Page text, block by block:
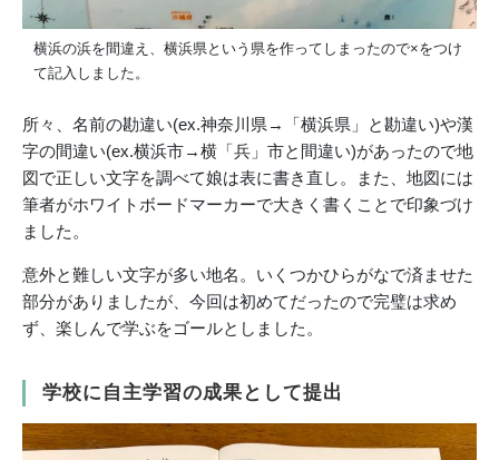
横浜の浜を間違え、横浜県という県を作ってしまったので×をつけ
て記入しました。
所々、名前の勘違い(ex.神奈川県→「横浜県」と勘違い)や漢
字の間違い(ex.横浜市→横「兵」市と間違い)があったので地
図で正しい文字を調べて娘は表に書き直し。また、地図には
筆者がホワイトボードマーカーで大きく書くことで印象づけ
ました。
意外と難しい文字が多い地名。いくつかひらがなで済ませた
部分がありましたが、今回は初めてだったので完璧は求め
ず、楽しんで学ぶをゴールとしました。
学校に自主学習の成果として提出